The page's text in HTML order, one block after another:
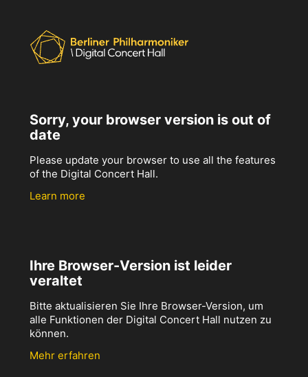
Sorry, your browser version is out of
date
Please update your browser to use all the features
of the Digital Concert Hall.
Learn more
Ihre Browser-Version ist leider
veraltet
Bitte aktualisieren Sie Ihre Browser-Version, um
alle Funktionen der Digital Concert Hall nutzen zu
können.
Mehr erfahren